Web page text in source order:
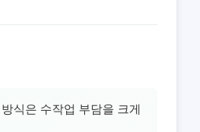
식은 수작업 부담을 크게